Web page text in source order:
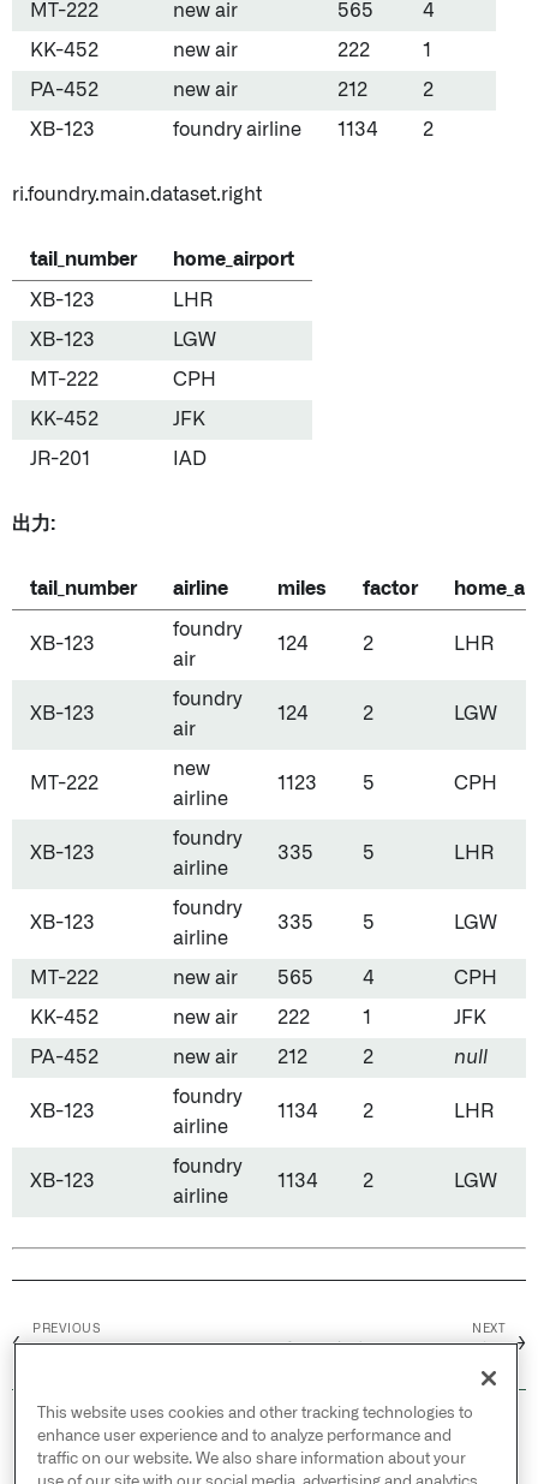
MT-222 new air 565 4
KK-452 new air 222 1
PA-452 new air 212 2
XB-123 foundry airline 1134 2
ri.foundry.main.dataset.right
tail_number home_airport
XB-123 LHR
XB-123 LGW
MT-222 CPH
KK-452 JFK
JR-201 IAD
出力:
tail_number airline miles factor
XB-123
foundry
air
124 2 LHR
XB-123
foundry
air
124 2 LGW
MT-222
new
airline
1123 5 CPH
XB-123
foundry
airline
335 5 LHR
XB-123
foundry
airline
335 5 LGW
MT-222 new air 565 4 CPH
KK-452 new air 222 1 JFK
PA-452 new air 212 2 null
XB-123
foundry
airline
1134 2 LHR
XB-123
foundry
airline
1134 2 LGW
←
PREVIOUS NEXT
→
© 2026 Palantir Technologies Inc. All rights
reserved.
This website uses cookies and other tracking technologies to
enhance user experience and to analyze performance and
traffic on our website. We also share information about your